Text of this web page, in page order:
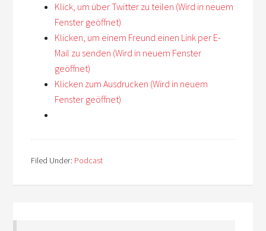
Klick, um über Twitter zu teilen (Wird in neuem
Fenster geöffnet)
Klicken, um einem Freund einen Link per E-
Mail zu senden (Wird in neuem Fenster
geöffnet)
Klicken zum Ausdrucken (Wird in neuem
Fenster geöffnet)
Filed Under: Podcast